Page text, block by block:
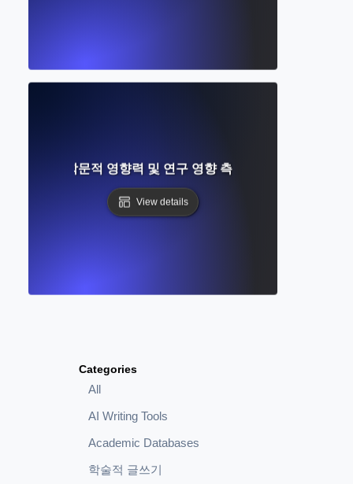
Categories
All
AI Writing Tools
Academic Databases
학술적 글쓰기
엇인가? 학문적 영향력 및 연구 영향 측정에 대한 완전 가이
View details